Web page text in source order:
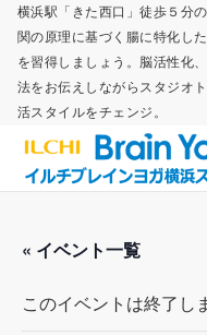
横浜駅「きた西口」徒歩５分
関の原理に基づく腸に特化し
を習得しましょう。脳活性化
法をお伝えしながらスタジオ
活スタイルをチェンジ。
« イベント一覧
このイベントは終了し